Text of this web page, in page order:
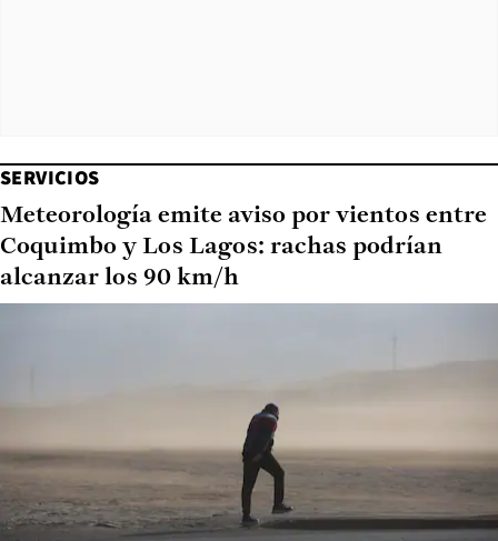
SERVICIOS
Meteorología emite aviso por vientos entre
Coquimbo y Los Lagos: rachas podrían
alcanzar los 90 km/h